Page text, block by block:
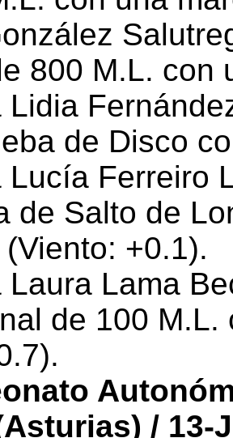
800 M.L. con
Lidia
de Disco
Lucía Ferreiro
de Salto de
+0.1).
Laura Lama
de 100
/ 13-